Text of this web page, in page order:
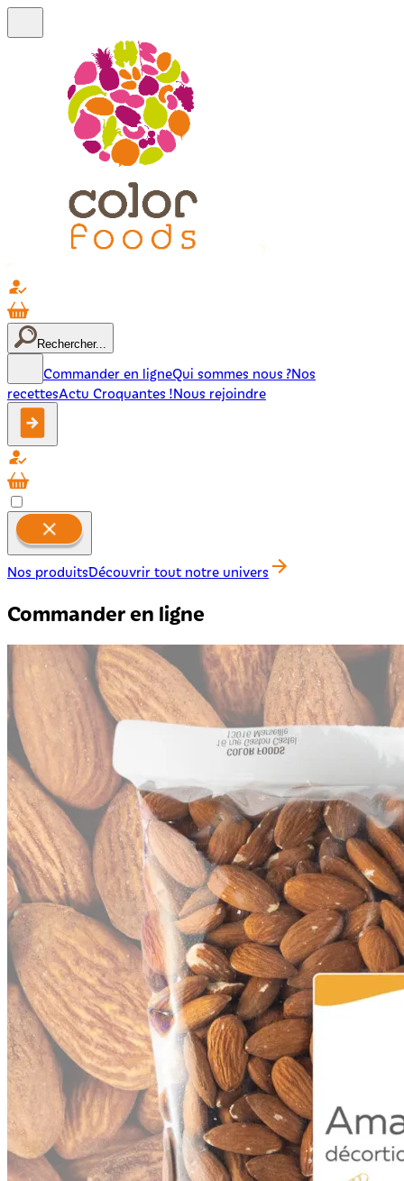
Rechercher...
Commander en ligneQui sommes nous ?Nos
recettesActu Croquantes !Nous rejoindre
Nos produitsDécouvrir tout notre univers
Commander en ligne